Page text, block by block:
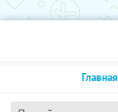
Главная